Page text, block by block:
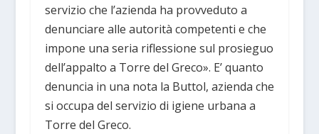
servizio che l’azienda ha provveduto a
denunciare alle autorità competenti e che
impone una seria riflessione sul prosieguo
dell’appalto a Torre del Greco». E’ quanto
denuncia in una nota la Buttol, azienda che
si occupa del servizio di igiene urbana a
Torre del Greco.